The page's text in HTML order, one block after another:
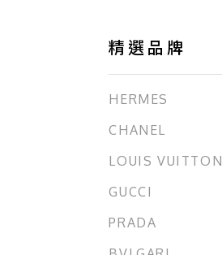
精選品牌
HERMES
CHANEL
LOUIS VUITTON
GUCCI
PRADA